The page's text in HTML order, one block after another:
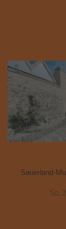
Sauerland-
So,